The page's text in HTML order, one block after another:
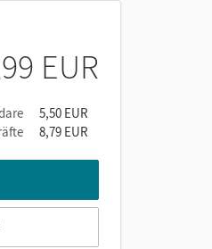
EUR
5,50 EUR
8,79 EUR